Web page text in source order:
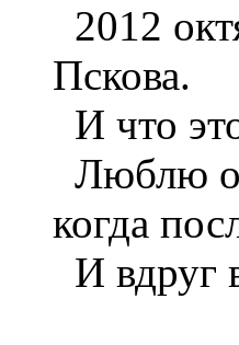
2012
Пскова.
И что
Люблю
когда
И вдруг